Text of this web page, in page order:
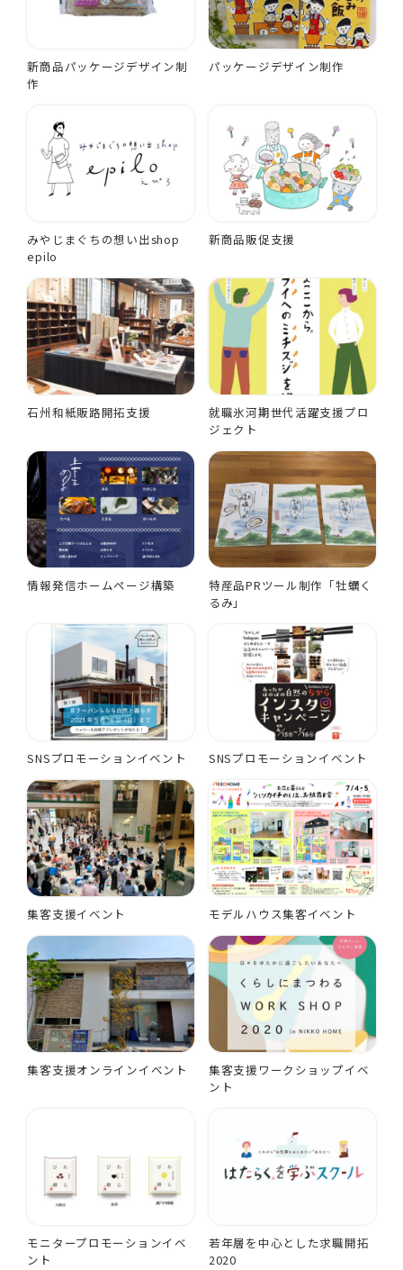
新商品パッケージデザイン制
作
パッケージデザイン制作
みやじまぐちの想い出shop
epilo
新商品販促支援
石州和紙販路開拓支援
就職氷河期世代活躍支援プロ
ジェクト
情報発信ホームページ構築
特産品PRツール制作「牡蠣く
るみ」
SNSプロモーションイベント SNSプロモーションイベント
集客支援イベント モデルハウス集客イベント
集客支援オンラインイベント
集客支援ワークショップイベ
ント
モニタープロモーションイベ
ント
若年層を中心とした求職開拓
2020